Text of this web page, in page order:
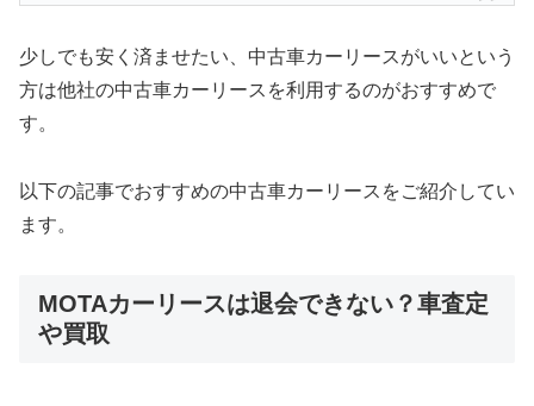
少しでも安く済ませたい、中古車カーリースがいいという
方は他社の中古車カーリースを利用するのがおすすめで
す。
以下の記事でおすすめの中古車カーリースをご紹介してい
ます。
MOTAカーリースは退会できない？車査定
や買取